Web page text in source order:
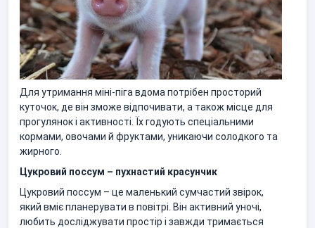
Для утримання міні-піга вдома потрібен просторий
куточок, де він зможе відпочивати, а також місце для
прогулянок і активності. Їх годують спеціальними
кормами, овочами й фруктами, уникаючи солодкого та
жирного.
Цукровий поссум – пухнастий красунчик
Цукровий поссум – це маленький сумчастий звірок,
який вміє планерувати в повітрі. Він активний уночі,
любить досліджувати простір і завжди тримається